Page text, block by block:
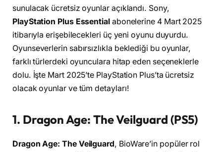
sunulacak ücretsiz oyunlar açıklandı. Sony,
PlayStation Plus Essentialabonelerine 4 Mart 2025
itibarıyla erişebilecekleri üç yeni oyunu duyurdu.
Oyunseverlerin sabırsızlıkla beklediği bu oyunlar,
farklı türlerdeki oyunculara hitap eden seçeneklerle
dolu. İşte Mart 2025’te PlayStation Plus’ta ücretsiz
olacak oyunlar ve tüm detayları!
1. Dragon Age: The Veilguard (PS5)
Dragon Age: The Veilguard, BioWare’in popüler rol